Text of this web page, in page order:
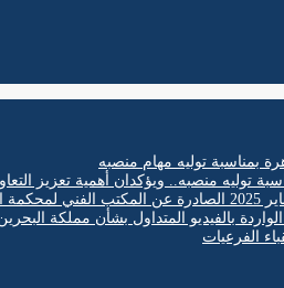
بمناسبة توليه مهام منصبه
توليه منصبه.. ويؤكدان أهمية تعزيز
بالفيديو المتداول بشأن مملكة
الفرعيات